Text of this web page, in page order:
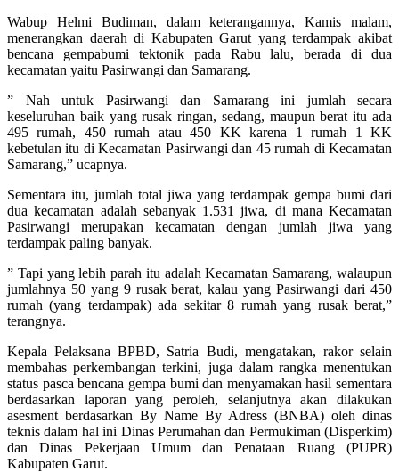
Wabup Helmi Budiman, dalam keterangannya, Kamis malam,
menerangkan daerah di Kabupaten Garut yang terdampak akibat
bencana gempabumi tektonik pada Rabu lalu, berada di dua
kecamatan yaitu Pasirwangi dan Samarang.
” Nah untuk Pasirwangi dan Samarang ini jumlah secara
keseluruhan baik yang rusak ringan, sedang, maupun berat itu ada
495 rumah, 450 rumah atau 450 KK karena 1 rumah 1 KK
kebetulan itu di Kecamatan Pasirwangi dan 45 rumah di Kecamatan
Samarang,” ucapnya.
Sementara itu, jumlah total jiwa yang terdampak gempa bumi dari
dua kecamatan adalah sebanyak 1.531 jiwa, di mana Kecamatan
Pasirwangi merupakan kecamatan dengan jumlah jiwa yang
terdampak paling banyak.
” Tapi yang lebih parah itu adalah Kecamatan Samarang, walaupun
jumlahnya 50 yang 9 rusak berat, kalau yang Pasirwangi dari 450
rumah (yang terdampak) ada sekitar 8 rumah yang rusak berat,”
terangnya.
Kepala Pelaksana BPBD, Satria Budi, mengatakan, rakor selain
membahas perkembangan terkini, juga dalam rangka menentukan
status pasca bencana gempa bumi dan menyamakan hasil sementara
berdasarkan laporan yang peroleh, selanjutnya akan dilakukan
asesment berdasarkan By Name By Adress (BNBA) oleh dinas
teknis dalam hal ini Dinas Perumahan dan Permukiman (Disperkim)
dan Dinas Pekerjaan Umum dan Penataan Ruang (PUPR)
Kabupaten Garut.